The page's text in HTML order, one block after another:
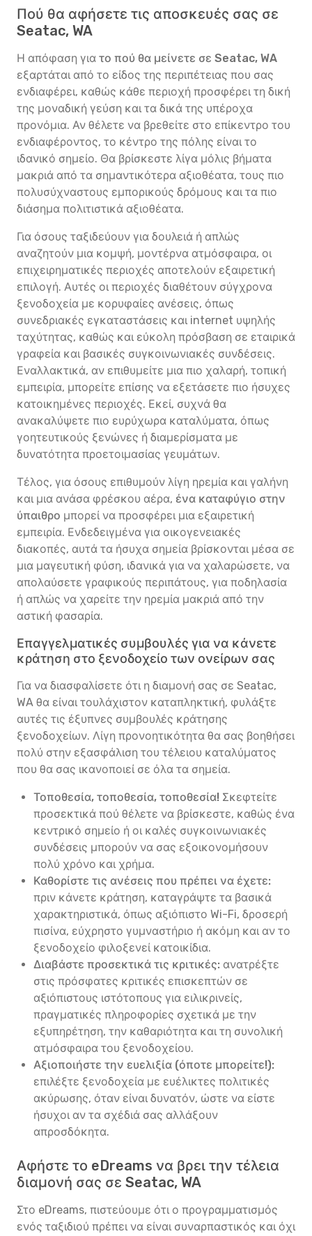
Πού θα αφήσετε τις αποσκευές σας σε
Seatac, WA
Η απόφαση για το πού θα μείνετε σε Seatac, WA
εξαρτάται από το είδος της περιπέτειας που σας
ενδιαφέρει, καθώς κάθε περιοχή προσφέρει τη δική
της μοναδική γεύση και τα δικά της υπέροχα
προνόμια. Αν θέλετε να βρεθείτε στο επίκεντρο του
ενδιαφέροντος, το κέντρο της πόλης είναι το
ιδανικό σημείο. Θα βρίσκεστε λίγα μόλις βήματα
μακριά από τα σημαντικότερα αξιοθέατα, τους πιο
πολυσύχναστους εμπορικούς δρόμους και τα πιο
διάσημα πολιτιστικά αξιοθέατα.
Για όσους ταξιδεύουν για δουλειά ή απλώς
αναζητούν μια κομψή, μοντέρνα ατμόσφαιρα, οι
επιχειρηματικές περιοχές αποτελούν εξαιρετική
επιλογή. Αυτές οι περιοχές διαθέτουν σύγχρονα
ξενοδοχεία με κορυφαίες ανέσεις, όπως
συνεδριακές εγκαταστάσεις και internet υψηλής
ταχύτητας, καθώς και εύκολη πρόσβαση σε εταιρικά
γραφεία και βασικές συγκοινωνιακές συνδέσεις.
Εναλλακτικά, αν επιθυμείτε μια πιο χαλαρή, τοπική
εμπειρία, μπορείτε επίσης να εξετάσετε πιο ήσυχες
κατοικημένες περιοχές. Εκεί, συχνά θα
ανακαλύψετε πιο ευρύχωρα καταλύματα, όπως
γοητευτικούς ξενώνες ή διαμερίσματα με
δυνατότητα προετοιμασίας γευμάτων.
Τέλος, για όσους επιθυμούν λίγη ηρεμία και γαλήνη
και μια ανάσα φρέσκου αέρα, ένα καταφύγιο στην
ύπαιθρο μπορεί να προσφέρει μια εξαιρετική
εμπειρία. Ενδεδειγμένα για οικογενειακές
διακοπές, αυτά τα ήσυχα σημεία βρίσκονται μέσα σε
μια μαγευτική φύση, ιδανικά για να χαλαρώσετε, να
απολαύσετε γραφικούς περιπάτους, για ποδηλασία
ή απλώς να χαρείτε την ηρεμία μακριά από την
αστική φασαρία.
Επαγγελματικές συμβουλές για να κάνετε
κράτηση στο ξενοδοχείο των ονείρων σας
Για να διασφαλίσετε ότι η διαμονή σας σε Seatac,
WA θα είναι τουλάχιστον καταπληκτική, φυλάξτε
αυτές τις έξυπνες συμβουλές κράτησης
ξενοδοχείων. Λίγη προνοητικότητα θα σας βοηθήσει
πολύ στην εξασφάλιση του τέλειου καταλύματος
που θα σας ικανοποιεί σε όλα τα σημεία.
Τοποθεσία, τοποθεσία, τοποθεσία! Σκεφτείτε
προσεκτικά πού θέλετε να βρίσκεστε, καθώς ένα
κεντρικό σημείο ή οι καλές συγκοινωνιακές
συνδέσεις μπορούν να σας εξοικονομήσουν
πολύ χρόνο και χρήμα.
Καθορίστε τις ανέσεις που πρέπει να έχετε:
πριν κάνετε κράτηση, καταγράψτε τα βασικά
χαρακτηριστικά, όπως αξιόπιστο Wi-Fi, δροσερή
πισίνα, εύχρηστο γυμναστήριο ή ακόμη και αν το
ξενοδοχείο φιλοξενεί κατοικίδια.
Διαβάστε προσεκτικά τις κριτικές: ανατρέξτε
στις πρόσφατες κριτικές επισκεπτών σε
αξιόπιστους ιστότοπους για ειλικρινείς,
πραγματικές πληροφορίες σχετικά με την
εξυπηρέτηση, την καθαριότητα και τη συνολική
ατμόσφαιρα του ξενοδοχείου.
Αξιοποιήστε την ευελιξία (όποτε μπορείτε!):
επιλέξτε ξενοδοχεία με ευέλικτες πολιτικές
ακύρωσης, όταν είναι δυνατόν, ώστε να είστε
ήσυχοι αν τα σχέδιά σας αλλάξουν
απροσδόκητα.
Αφήστε το eDreams να βρει την τέλεια
διαμονή σας σε Seatac, WA
Στο eDreams, πιστεύουμε ότι ο προγραμματισμός
ενός ταξιδιού πρέπει να είναι συναρπαστικός και όχι